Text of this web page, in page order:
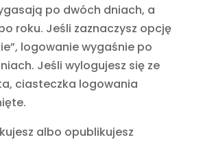
po dwóch dniach, a
roku. Jeśli zaznaczysz opcję
logowanie wygaśnie po
Jeśli wylogujesz się ze
ciasteczka logowania
albo opublikujesz